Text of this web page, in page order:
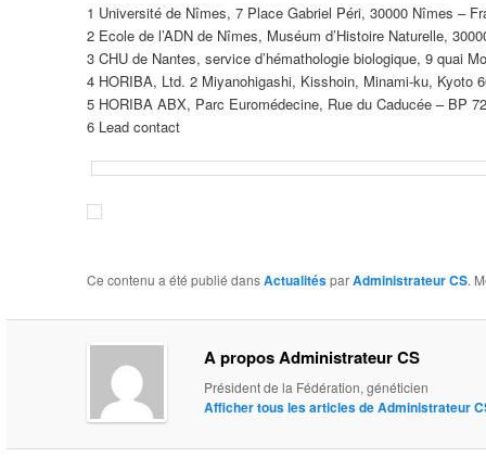
1 Université de Nîmes, 7 Place Gabriel Péri, 30000 Nîmes –
2 Ecole de l’ADN de Nîmes, Muséum d’Histoire Naturelle,
3 CHU de Nantes, service d’hémathologie biologique, 9 quai
4 HORIBA, Ltd. 2 Miyanohigashi, Kisshoin, Minami-ku, Kyoto
5 HORIBA ABX, Parc Euromédecine, Rue du Caducée – BP
6 Lead contact
Ce contenu a été publié dansActualitésparAdministrateur CS.
A propos Administrateur CS
Président de la Fédération, généticien
Afficher tous les articles de Administrateur